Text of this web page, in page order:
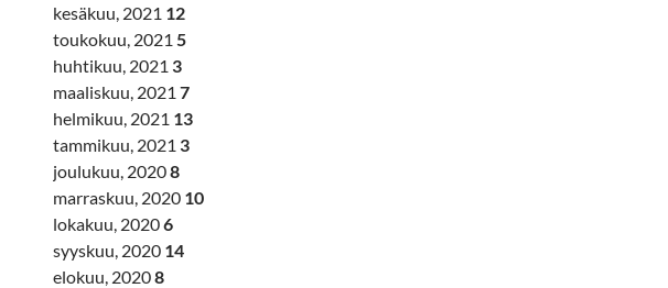
kesäkuu, 2021 12
toukokuu, 2021 5
huhtikuu, 2021 3
maaliskuu, 2021 7
helmikuu, 2021 13
tammikuu, 2021 3
joulukuu, 20208
marraskuu, 2020 10
lokakuu, 20206
syyskuu, 2020 14
elokuu, 20208